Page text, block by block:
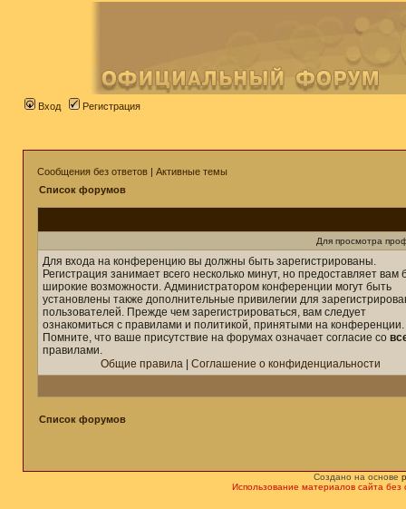
Вход Регистрация
Сообщения без ответов | Активные темы
Список форумов
Для просмотра
Для входа на конференцию вы должны быть зарегистрированы.
Регистрация занимает всего несколько минут, но предоставляет вам
широкие возможности. Администратором конференции могут быть
установлены также дополнительные привилегии для
пользователей. Прежде чем зарегистрироваться, вам следует
ознакомиться с правилами и политикой, принятыми на конференции.
Помните, что ваше присутствие на форумах означает согласие со
правилами.
Общие правила
Соглашение о конфиденциальности
Список форумов
Создано на основе
Использование материалов сайта